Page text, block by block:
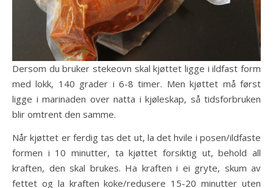
Dersom du bruker stekeovn skal kjøttet ligge i ildfast form
med lokk, 140 grader i 6-8 timer. Men kjøttet må først
ligge i marinaden over natta i kjøleskap, så tidsforbruken
blir omtrent den samme.
Når kjøttet er ferdig tas det ut, la det hvile i posen/ildfaste
formen i 10 minutter, ta kjøttet forsiktig ut, behold all
kraften, den skal brukes. Ha kraften i ei gryte, skum av
fettet og la kraften koke/redusere 15-20 minutter uten